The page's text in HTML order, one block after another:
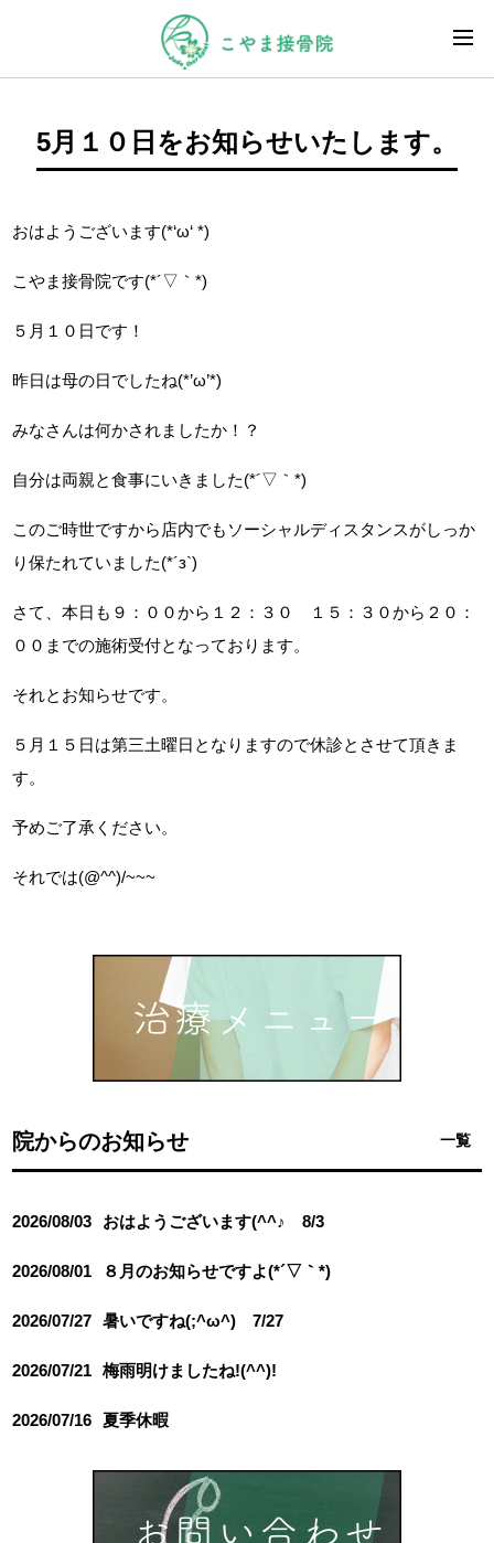
5月１０日をお知らせいたします。
おはようございます(*‘ω‘ *)
こやま接骨院です(*´▽｀*)
５月１０日です！
昨日は母の日でしたね(*’ω’*)
みなさんは何かされましたか！？
自分は両親と食事にいきました(*´▽｀*)
このご時世ですから店内でもソーシャルディスタンスがしっか
り保たれていました(*´з`)
さて、本日も９：００から１２：３０ １５：３０から２０：
００までの施術受付となっております。
それとお知らせです。
５月１５日は第三土曜日となりますので休診とさせて頂きま
す。
予めご了承ください。
それでは(@^^)/~~~
院からのお知らせ 一覧
2026/08/03 おはようございます(^^♪ 8/3
2026/08/01 ８月のお知らせですよ(*´▽｀*)
2026/07/27 暑いですね(;^ω^) 7/27
2026/07/21 梅雨明けましたね!(^^)!
2026/07/16 夏季休暇